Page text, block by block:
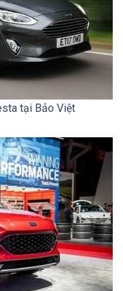
tại Bảo Việt